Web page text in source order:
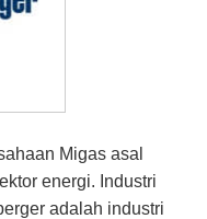
Migas asal
energi. Industri
adalah industri